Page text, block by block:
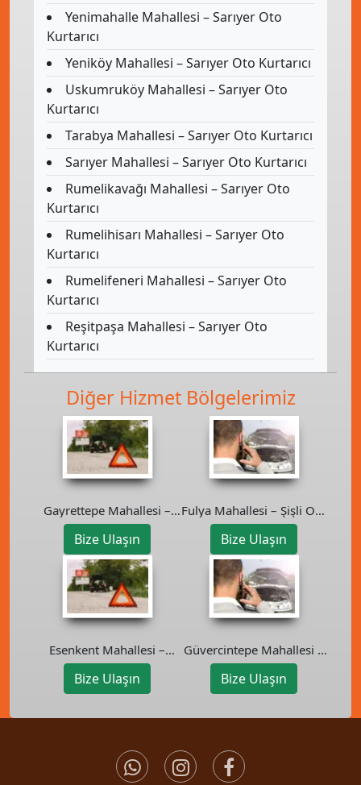
Yenimahalle Mahallesi – Sarıyer Oto
Kurtarıcı
Yeniköy Mahallesi – Sarıyer Oto Kurtarıcı
Uskumruköy Mahallesi – Sarıyer Oto
Kurtarıcı
Tarabya Mahallesi – Sarıyer Oto Kurtarıcı
Sarıyer Mahallesi – Sarıyer Oto Kurtarıcı
Rumelikavağı Mahallesi – Sarıyer Oto
Kurtarıcı
Rumelihisarı Mahallesi – Sarıyer Oto
Kurtarıcı
Rumelifeneri Mahallesi – Sarıyer Oto
Kurtarıcı
Reşitpaşa Mahallesi – Sarıyer Oto
Kurtarıcı
Diğer Hizmet Bölgelerimiz
Gayrettepe Mahallesi –
Beşiktaş Oto Kurtarıcı
Bize Ulaşın
Fulya Mahallesi – Şişli Oto
Kurtarıcı
Bize Ulaşın
Esenkent Mahallesi –
Ümraniye Oto Kurtarıcı
Bize Ulaşın
Güvercintepe Mahallesi –
Başakşehir Oto Kurtarıcı
Bize Ulaşın